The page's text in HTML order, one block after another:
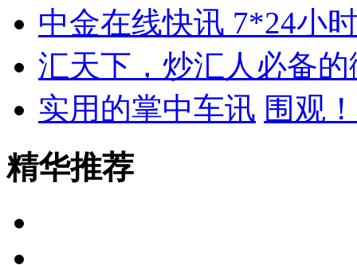
中金在线快讯 7*24小
汇天下，炒汇人必备
实用的掌中车讯 围观
精华推荐